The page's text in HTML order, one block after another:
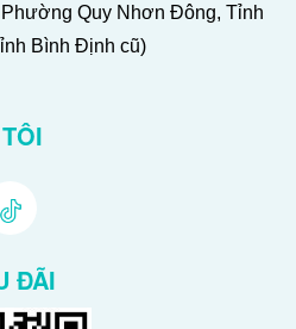
Quy Nhơn Đông, Tỉnh
Bình Định cũ)
ĐÃI